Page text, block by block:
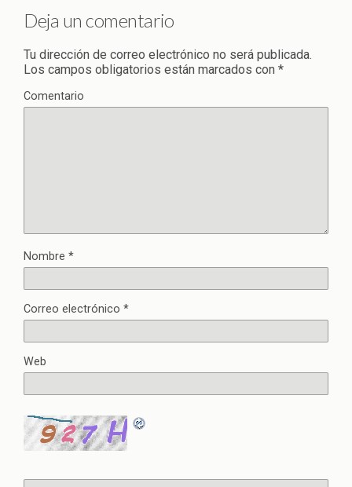
Deja un comentario
Tu dirección de correo electrónico no será publicada.
Los campos obligatorios están marcados con *
Comentario
Nombre *
Correo electrónico *
Web